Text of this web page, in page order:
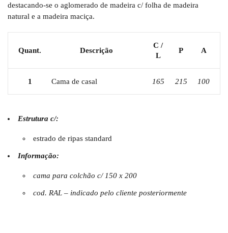
destacando-se o aglomerado de madeira c/ folha de madeira
natural e a madeira maciça.
Quant. Descrição
C /
L
P A
1 Cama de casal 165 215 100
Estrutura c/:
estrado de ripas standard
Informação:
cama para colchão c/ 150 x 200
cod. RAL – indicado pelo cliente posteriormente